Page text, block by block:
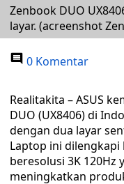
Zenbook DUO
layar. (acreenshot
0 Komentar
Realitakita – ASUS
DUO (UX8406) di
dengan dua layar
Laptop ini dilengkapi
beresolusi 3K
meningkatkan